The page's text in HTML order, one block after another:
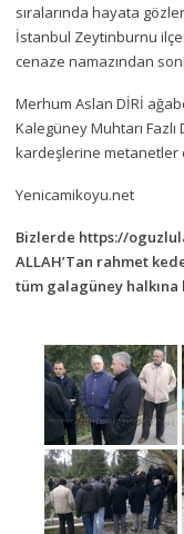
sıralarında hayata
İstanbul Zeytinburnu
cenaze namazından
Merhum Aslan DİRİ
Kalegüney Muhtarı
kardeşlerine metanetler
Yenicamikoyu.net
Bizlerde https://
ALLAH’Tan rahmet
tüm galagüney halkına